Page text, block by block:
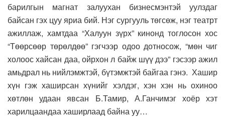
барилгын магнат залуухан бизнесмэнтэй уулздаг
байсан гэх цуу яриа бий. Нэг сургууль төгсөж, нэг театрт
ажиллаж, хамтдаа “Халуун зүрх” кинонд тоглосон хос
“Төөрсөөр төрөлдөө” гэгчээр одоо дотносож, “мөн чиг
холоос хайсан даа, ойрхон л байж шүү дээ” гэсээр ажил
амьдрал нь нийлэмжтэй, бүтэмжтэй байгаа гэнэ. Хашир
хүн гэж хаширсан хүнийг хэлдэг, хэн хэн нь охиноо
хөтлөн удаан явсан Б.Тамир, А.Ганчимэг хоёр хэт
харилцаандаа хаширлаад байна уу…